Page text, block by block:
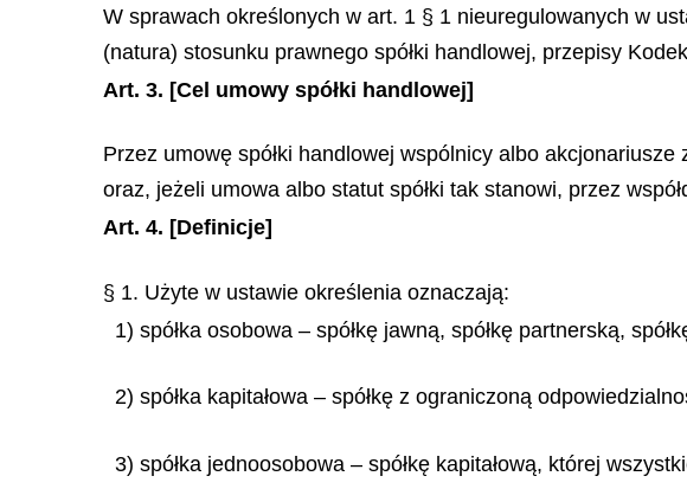
W sprawach określonych w art. 1 § 1 nieuregulowanych w
(natura) stosunku prawnego spółki handlowej, przepisy
Art. 3. [Cel umowy spółki handlowej]
Przez umowę spółki handlowej wspólnicy albo
oraz, jeżeli umowa albo statut spółki tak stanowi, przez
Art. 4. [Definicje]
§ 1. Użyte w ustawie określenia oznaczają:
1) spółka osobowa – spółkę jawną, spółkę partnerską,
2) spółka kapitałowa – spółkę z ograniczoną
3) spółka jednoosobowa – spółkę kapitałową, której